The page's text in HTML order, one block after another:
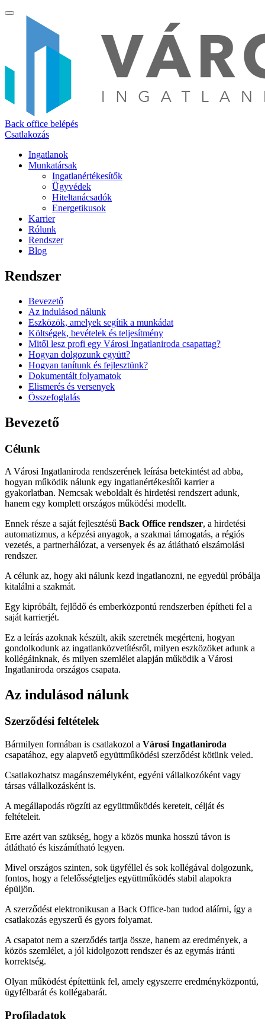
Back office belépés
Csatlakozás
Ingatlanok
Munkatársak
Ingatlanértékesítők
Ügyvédek
Hiteltanácsadók
Energetikusok
Karrier
Rólunk
Rendszer
Blog
Rendszer
Bevezető
Az indulásod nálunk
Eszközök, amelyek segítik a munkádat
Költségek, bevételek és teljesítmény
Mitől lesz profi egy Városi Ingatlaniroda csapattag?
Hogyan dolgozunk együtt?
Hogyan tanítunk és fejlesztünk?
Dokumentált folyamatok
Elismerés és versenyek
Összefoglalás
Bevezető
Célunk
A Városi Ingatlaniroda rendszerének leírása betekintést ad abba,
hogyan működik nálunk egy ingatlanértékesítői karrier a
gyakorlatban. Nemcsak weboldalt és hirdetési rendszert adunk,
hanem egy komplett országos működési modellt.
Ennek része a saját fejlesztésű Back Office rendszer, a hirdetési
automatizmus, a képzési anyagok, a szakmai támogatás, a régiós
vezetés, a partnerhálózat, a versenyek és az átlátható elszámolási
rendszer.
A célunk az, hogy aki nálunk kezd ingatlanozni, ne egyedül próbálja
kitalálni a szakmát.
Egy kipróbált, fejlődő és emberközpontú rendszerben építheti fel a
saját karrierjét.
Ez a leírás azoknak készült, akik szeretnék megérteni, hogyan
gondolkodunk az ingatlanközvetítésről, milyen eszközöket adunk a
kollégáinknak, és milyen szemlélet alapján működik a Városi
Ingatlaniroda országos csapata.
Az indulásod nálunk
Szerződési feltételek
Bármilyen formában is csatlakozol a Városi Ingatlaniroda
csapatához, egy alapvető együttműködési szerződést kötünk veled.
Csatlakozhatsz magánszemélyként, egyéni vállalkozóként vagy
társas vállalkozásként is.
A megállapodás rögzíti az együttműködés kereteit, célját és
feltételeit.
Erre azért van szükség, hogy a közös munka hosszú távon is
átlátható és kiszámítható legyen.
Mivel országos szinten, sok ügyféllel és sok kollégával dolgozunk,
fontos, hogy a felelősségteljes együttműködés stabil alapokra
épüljön.
A szerződést elektronikusan a Back Office-ban tudod aláírni, így a
csatlakozás egyszerű és gyors folyamat.
A csapatot nem a szerződés tartja össze, hanem az eredmények, a
közös szemlélet, a jól kidolgozott rendszer és az egymás iránti
korrektség.
Olyan működést építettünk fel, amely egyszerre eredményközpontú,
ügyfélbarát és kollégabarát.
Profiladatok